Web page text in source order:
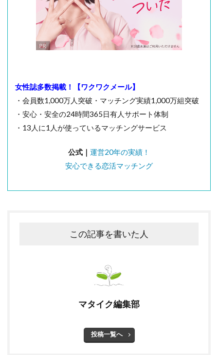
女性誌多数掲載！【ワクワクメール】
・会員数1,000万人突破・マッチング実績1,000万組突破
・安心・安全の24時間365日有人サポート体制
・13人に1人が使っているマッチングサービス
公式｜ 運営20年の実績！
安心できる恋活マッチング
この記事を書いた人
マタイク編集部
投稿一覧へ